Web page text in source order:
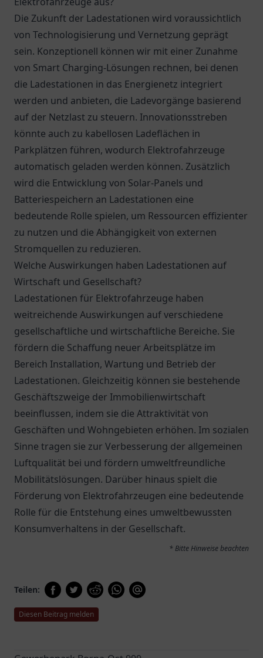
Die Zukunft der Ladestationen wird voraussichtlich
von Technologisierung und Vernetzung geprägt
sein. Konzeptionell können wir mit einer Zunahme
von Smart Charging-Lösungen rechnen, bei denen
die Ladestationen in das Energienetz integriert
werden und anbieten, die Ladevorgänge basierend
auf der Netzlast zu steuern. Innovationsstreben
könnte auch zu kabellosen Ladeflächen in
Parkplätzen führen, wodurch Elektrofahrzeuge
automatisch geladen werden können. Zusätzlich
wird die Entwicklung von Solar-Panels und
Batteriespeichern an Ladestationen eine
bedeutende Rolle spielen, um Ressourcen effizienter
zu nutzen und die Abhängigkeit von externen
Stromquellen zu reduzieren.
Welche Auswirkungen haben Ladestationen auf
Wirtschaft und Gesellschaft?
Ladestationen für Elektrofahrzeuge haben
weitreichende Auswirkungen auf verschiedene
gesellschaftliche und wirtschaftliche Bereiche. Sie
fördern die Schaffung neuer Arbeitsplätze im
Bereich Installation, Wartung und Betrieb der
Ladestationen. Gleichzeitig können sie bestehende
Geschäftszweige der Immobilienwirtschaft
beeinflussen, indem sie die Attraktivität von
Geschäften und Wohngebieten erhöhen. Im sozialen
Sinne tragen sie zur Verbesserung der allgemeinen
Luftqualität bei und fördern umweltfreundliche
Mobilitätslösungen. Darüber hinaus spielt die
Förderung von Elektrofahrzeugen eine bedeutende
Rolle für die Entstehung eines umweltbewussten
Konsumverhaltens in der Gesellschaft.
* Bitte Hinweise beachten
Teilen:
Diesen Beitrag melden